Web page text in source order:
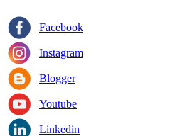
Facebook
Instagram
Blogger
Youtube
Linkedin